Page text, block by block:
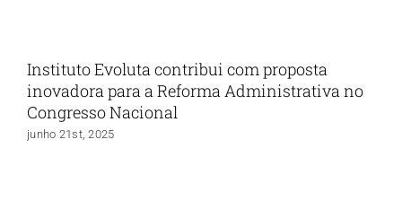
Instituto Evoluta contribui com proposta
inovadora para a Reforma Administrativa no
Congresso Nacional
junho 21st, 2025